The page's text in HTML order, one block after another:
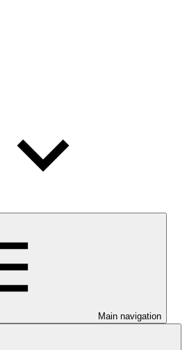
Main navigation